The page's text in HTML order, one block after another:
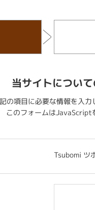
当サイトについ
の項目に必要な情報を入力
このフォームはJavaScript
Tsubomi ツ